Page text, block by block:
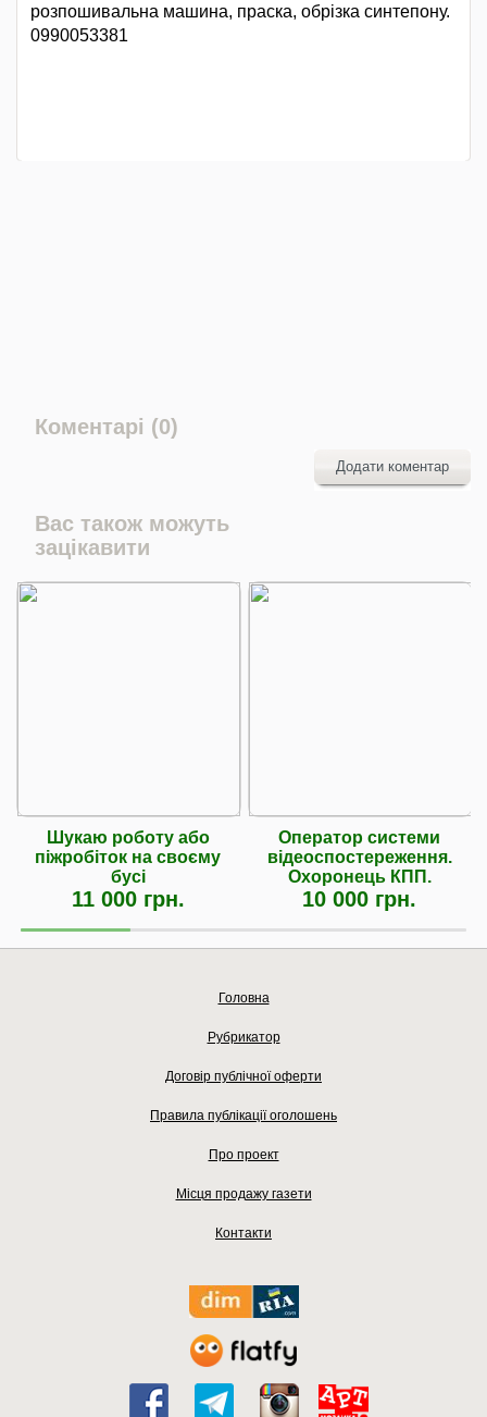
розпошивальна машина, праска, обрізка синтепону.
0990053381
Коментарі (0)
Додати коментар
Вас також можуть
зацікавити
Шукаю роботу або
піжробіток на своєму
бусі
11 000 грн.
Оператор системи
відеоспостереження.
Охоронець КПП.
10 000 грн.
Головна
Рубрикатор
Договір публічної оферти
Правила публікації оголошень
Про проект
Місця продажу газети
Контакти